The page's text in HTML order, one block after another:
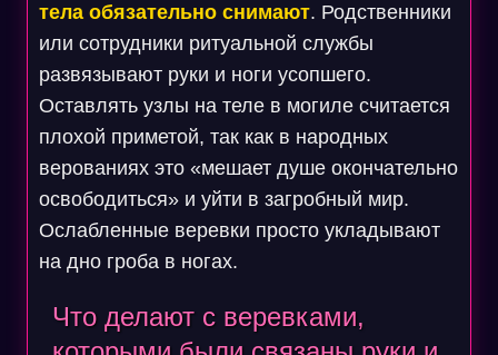
тела обязательно снимают. Родственники
или сотрудники ритуальной службы
развязывают руки и ноги усопшего.
Оставлять узлы на теле в могиле считается
плохой приметой, так как в народных
верованиях это «мешает душе окончательно
освободиться» и уйти в загробный мир.
Ослабленные веревки просто укладывают
на дно гроба в ногах.
Что делают с веревками,